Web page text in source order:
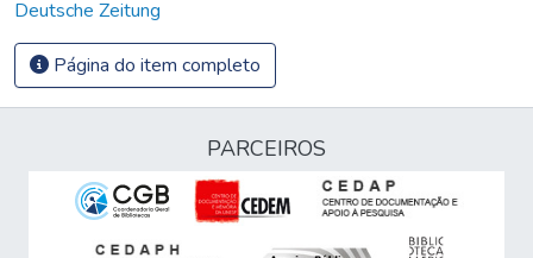
Deutsche Zeitung
Página do item completo
PARCEIROS